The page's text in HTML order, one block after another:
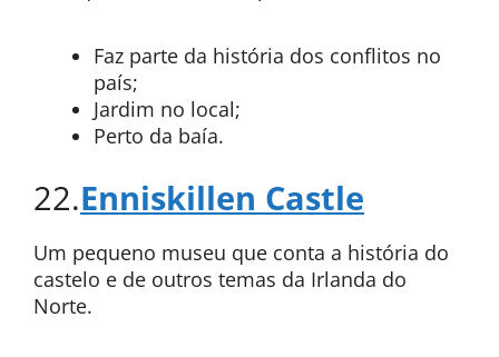
Faz parte da história dos conflitos no
país;
Jardim no local;
Perto da baía.
22.Enniskillen Castle
Um pequeno museu que conta a história do
castelo e de outros temas da Irlanda do
Norte.